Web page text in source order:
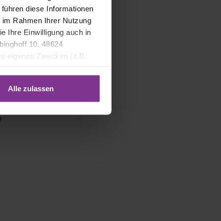
diese Informationen
Rahmen Ihrer Nutzung
Ihre Einwilligung auch in
10, 48624
eigenen Zwecken (z.B.
Alle zulassen
Wie auch
Glorie
Stil und
einzelnen